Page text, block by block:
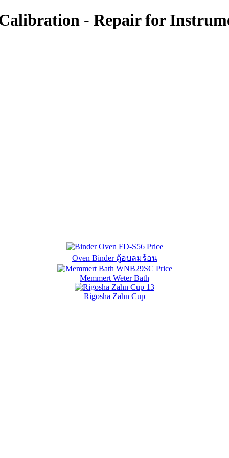
- Repair for
Oven Binder ตู้อบลมร้อน
Memmert Weter Bath
Rigosha Zahn Cup